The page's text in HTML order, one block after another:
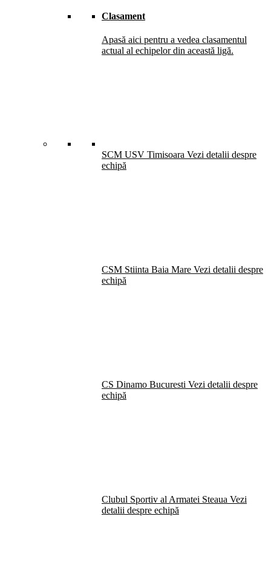
Clasament
Apasă aici pentru a vedea clasamentul
actual al echipelor din această ligă.
SCM USV Timisoara Vezi detalii despre
echipă
CSM Stiinta Baia Mare Vezi detalii despre
echipă
CS Dinamo Bucuresti Vezi detalii despre
echipă
Clubul Sportiv al Armatei Steaua Vezi
detalii despre echipă